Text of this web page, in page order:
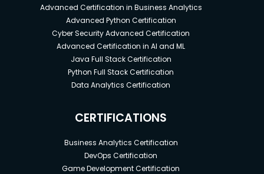
Advanced Certification in Business Analytics
Advanced Python Certification
Cyber Security Advanced Certification
Advanced Certification in AI and ML
Java Full Stack Certification
Python Full Stack Certification
Data Analytics Certification
CERTIFICATIONS
Business Analytics Certification
DevOps Certification
Game Development Certification